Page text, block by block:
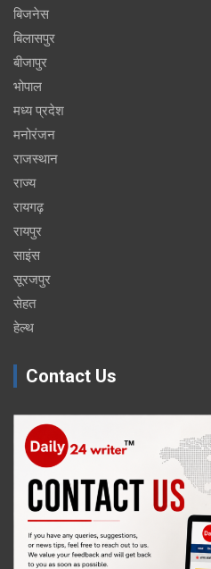
बिजनेस
बिलासपुर
बीजापुर
भोपाल
मध्य प्रदेश
मनोरंजन
राजस्थान
राज्य
रायगढ़
रायपुर
साइंस
सूरजपुर
सेहत
हेल्थ
Contact Us